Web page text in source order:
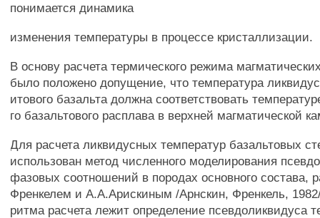
понимается динамика
изменения температуры в процессе кристаллизации.
В основу расчета термического режима
было положено допущение, что температура
итового базальта должна соответствовать
го базальтового расплава в верхней магматической
Для расчета ликвидусных температур базальтовых
использован метод численного моделирования
фазовых соотношений в породах основного состава,
Френкелем и А.А.Арискиным /Арнскин, Френкель,
ритма расчета лежит определение псевдоликвидуса